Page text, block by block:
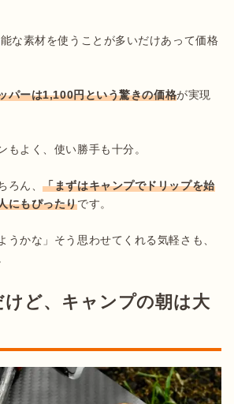
な素材を使うことが多いだけあって価格
パーは1,100円という驚きの価格が実現
もよく、使い勝手も十分。
ろん、「まずはキャンプでドリップを始
にもぴったりです。
うかな」そう思わせてくれる気軽さも、
ど、キャンプの朝は大